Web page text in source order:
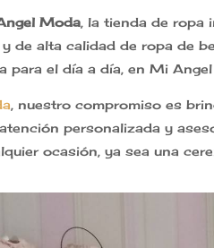
Moda, la tienda de ropa
de alta calidad de ropa de
para el día a día, en Mi
, nuestro compromiso es
personalizada y
ocasión, ya sea una